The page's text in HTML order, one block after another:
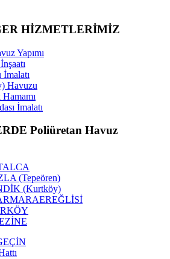
HİZMETLERİMİZ
Yapımı
Havuzu
İmalatı
Poliüretan Havuz
(Tepeören)
(Kurtköy)